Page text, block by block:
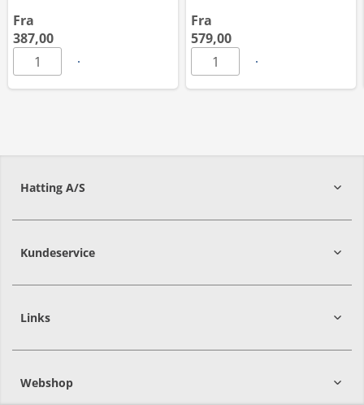
Fra
387,00
Fra
579,00
Hatting A/S
8700Horsens
Kundeservice
Links
Webshop